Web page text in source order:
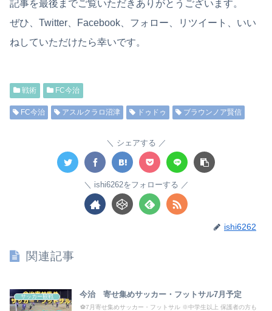
記事を最後までご覧いただきありがとうございます。
ぜひ、Twitter、Facebook、フォロー、リツイート、いい
ねしていただけたら幸いです。
戦術 FC今治
FC今治 アスルクラロ沼津 ドゥドゥ ブラウンノア賢信
シェアする
ishi6262をフォローする
ishi6262
関連記事
サッカー観戦 今治 寄せ集めサッカー・フットサル7月予定
⚽7月寄せ集めサッカー・フットサル ※中学生以上 保護者の方も